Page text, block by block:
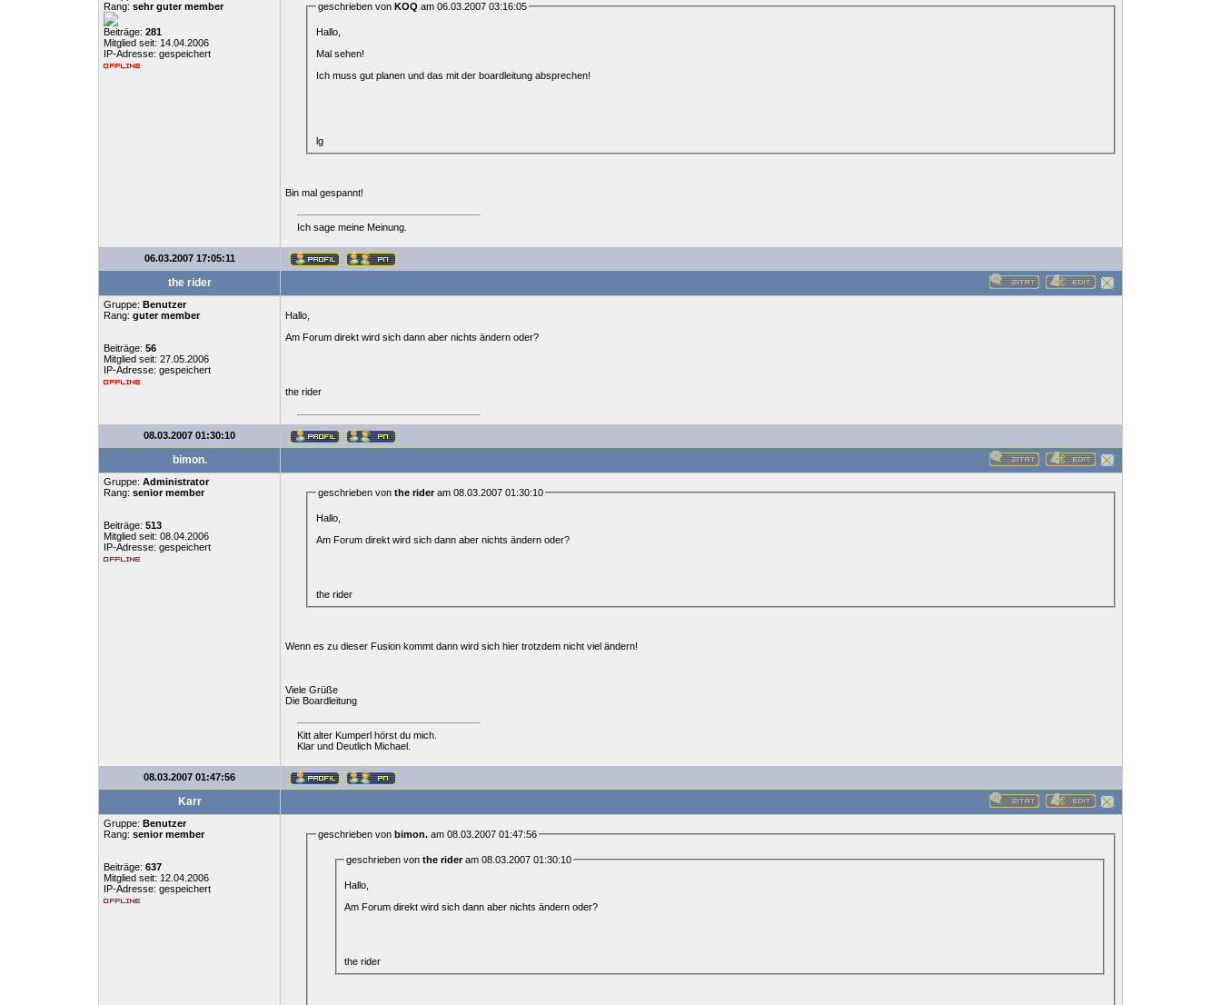
Rang: sehr guter member
Beiträge: 281
Mitglied seit: 14.04.2006
IP-Adresse: gespeichert
geschrieben von KOQ am 06.03.2007 03:16:05
Hallo,
Mal sehen!
Ich muss gut planen und das mit der boardleitung absprechen!
lg
Bin mal gespannt!
Ich sage meine Meinung.
06.03.2007 17:05:11
the rider
Gruppe: Benutzer
Rang: guter member
Beiträge: 56
Mitglied seit: 27.05.2006
IP-Adresse: gespeichert
Hallo,
Am Forum direkt wird sich dann aber nichts ändern oder?
the rider
08.03.2007 01:30:10
bimon.
Gruppe: Administrator
Rang: senior member
Beiträge: 513
Mitglied seit: 08.04.2006
IP-Adresse: gespeichert
geschrieben von the rideram 08.03.2007 01:30:10
Hallo,
Am Forum direkt wird sich dann aber nichts ändern oder?
the rider
Wenn es zu dieser Fusion kommt dann wird sich hier trotzdem nicht viel ändern!
Viele Grüße
Die Boardleitung
Kitt alter Kumperl hörst du mich.
Klar und Deutlich Michael.
08.03.2007 01:47:56
Karr
Gruppe: Benutzer
Rang: senior member
Beiträge: 637
Mitglied seit: 12.04.2006
IP-Adresse: gespeichert
geschrieben von bimon.am 08.03.2007 01:47:56
geschrieben von the rideram 08.03.2007 01:30:10
Hallo,
Am Forum direkt wird sich dann aber nichts ändern oder?
the rider